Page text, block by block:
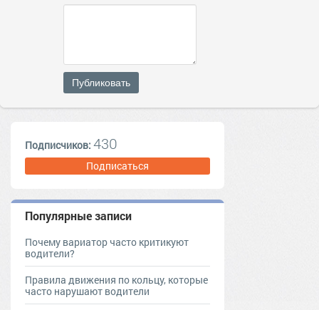
Публиковать
Подписчиков: 430
Подписаться
Популярные записи
Почему вариатор часто критикуют
водители?
Правила движения по кольцу, которые
часто нарушают водители